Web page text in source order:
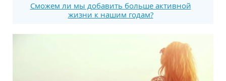
Сможем ли мы добавить больше активной
жизни к нашим годам?